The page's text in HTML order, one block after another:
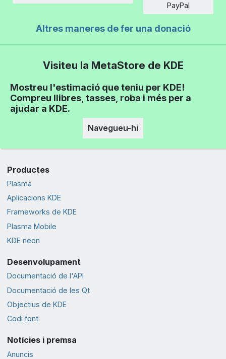
PayPal
Altres maneres de fer una donació
Visiteu la MetaStore de KDE
Mostreu l'estimació que teniu per KDE!
Compreu llibres, tasses, roba i més per a
ajudar a KDE.
Navegueu-hi
Productes
Plasma
Aplicacions KDE
Frameworks de KDE
Plasma Mobile
KDE neon
Desenvolupament
Documentació de l'API
Documentació de les Qt
Objectius de KDE
Codi font
Notícies i premsa
Anuncis